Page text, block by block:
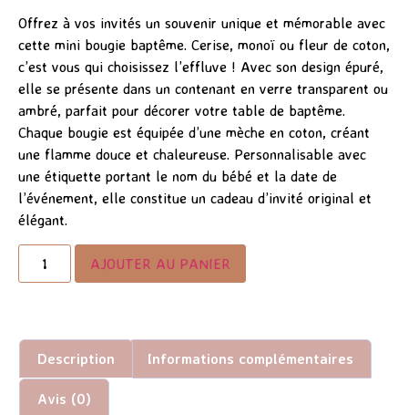
Offrez à vos invités un souvenir unique et mémorable avec
cette mini bougie baptême. Cerise, monoï ou fleur de coton,
c’est vous qui choisissez l’effluve ! Avec son design épuré,
elle se présente dans un contenant en verre transparent ou
ambré, parfait pour décorer votre table de baptême.
Chaque bougie est équipée d’une mèche en coton, créant
une flamme douce et chaleureuse. Personnalisable avec
une étiquette portant le nom du bébé et la date de
l’événement, elle constitue un cadeau d’invité original et
élégant.
AJOUTER AU PANIER
Description Informations complémentaires
Avis (0)